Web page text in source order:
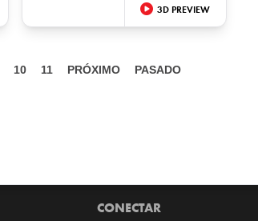
3D PREVIEW
10 11 PRÓXIMO PASADO
CONECTAR